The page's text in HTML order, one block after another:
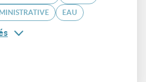
EAU